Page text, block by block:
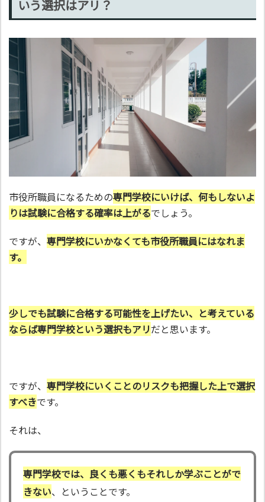
いう選択はアリ？
市役所職員になるための専門学校にいけば、何もしないよ
りは試験に合格する確率は上がるでしょう。
ですが、 専門学校にいかなくても市役所職員にはなれま
す。
少しでも試験に合格する可能性を上げたい、と考えている
ならば専門学校という選択もアリだと思います。
ですが、 専門学校にいくことのリスクも把握した上で選択
すべきです。
それは、
専門学校では、良くも悪くもそれしか学ぶことがで
きない、ということです。